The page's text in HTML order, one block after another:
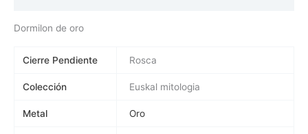
Dormilon de oro
Cierre Pendiente Rosca
Colección Euskal mitologia
Metal Oro